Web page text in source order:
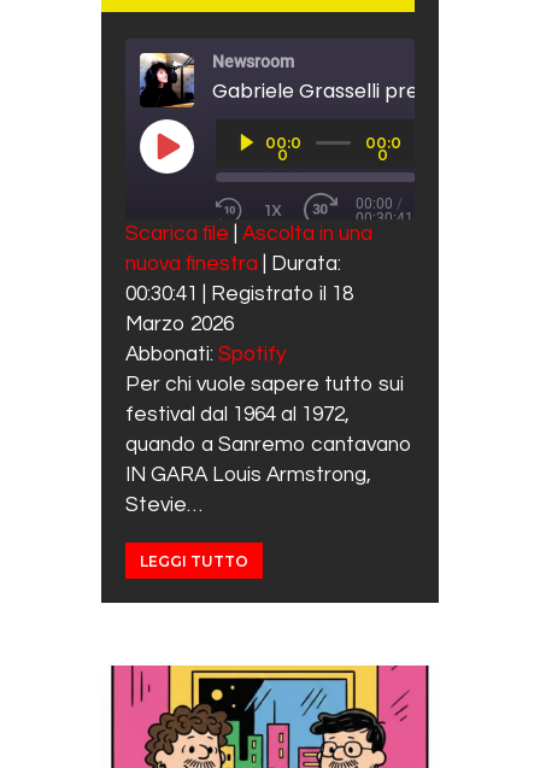
Newsroom
PLAY EPISODE
Audio
Player00:0
0
00:0
0
REWIND 10 SECONDS
1X
FAST FORWARD 30
00:00 /
00:30:41
SUBSCRIBE SHARE
Spotify
RSS FEED
SHARE
LINK
EMBED
Scarica file
Ascolta in una
nuova finestra
Durata:
00:30:41
Registrato il 18
Marzo 2026
Abbonati: Spotify
Per chi vuole sapere tutto sui
festival dal 1964 al 1972,
quando a Sanremo cantavano
IN GARA Louis Armstrong,
Stevie…
LEGGI TUTTO